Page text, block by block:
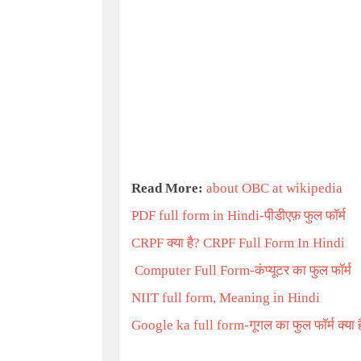
Read More: about OBC at wikipedia
PDF full form in Hindi-पीडीएफ़ फुल फॉर्म
CRPFक्या है? CRPF Full Form In Hindi
Computer Full Form-कंप्यूटर का फुल फॉर्म
NIIT full form, Meaning in Hindi
Google ka full form-गूगल का फुल फॉर्म क्या